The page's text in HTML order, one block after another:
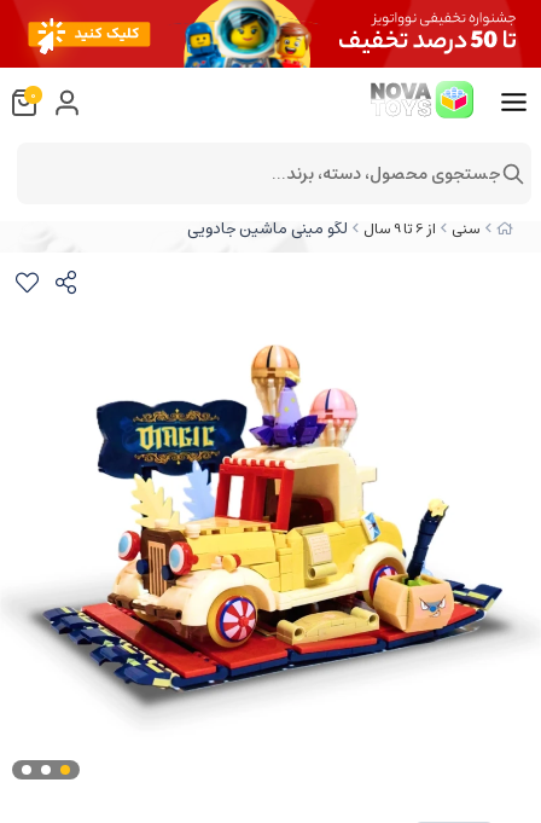
سنی از 6 تا 9 سال لگو مینی ماشین جادویی
0
جستجوی محصول، دسته، برند...